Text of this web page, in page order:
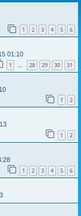
1 2 3 4 5 6
01:10
1 … 28 29 30 31
1 2
1 2
1 2 3 4 5 6